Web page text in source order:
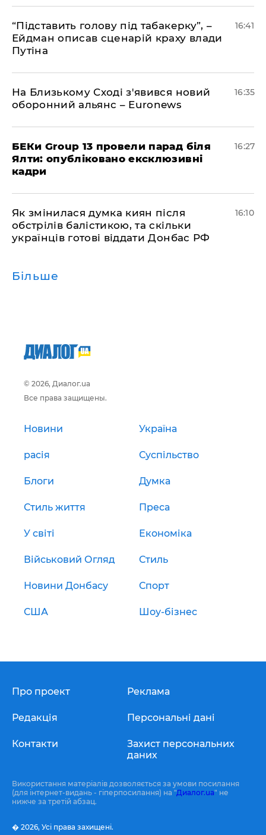
​“Підставить голову під табакерку”, –
Ейдман описав сценарій краху влади
Путіна
16:41
На Близькому Сході з'явився новий
оборонний альянс – Euronews
16:35
БЕКи Group 13 провели парад біля
Ялти: опубліковано ексклюзивні
кадри
16:27
Як змінилася думка киян після
обстрілів балістикою, та скільки
українців готові віддати Донбас РФ
16:10
Більше
© 2026, Диалог.ua
Все права защищены.
Новини Україна
расія Суспільство
Блоги Думка
Стиль життя Преса
У світі Економіка
Військовий Огляд Стиль
Новини Донбасу Спорт
США Шоу-бізнес
Про проект
Редакція
Контакти
Реклама
Персональні дані
Захист персональних
даних
Використання матеріалів дозволяється за умови посилання
(для інтернет-видань - гіперпосилання) на "Диалог.ua" не
нижче за третій абзац.
� 2026, Усі права захищені.